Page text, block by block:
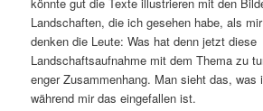
Landschaften, die ich gesehen habe, als
denken die Leute: Was hat denn jetzt diese
Landschaftsaufnahme mit dem Thema zu
enger Zusammenhang. Man sieht das, was
während mir das eingefallen ist.